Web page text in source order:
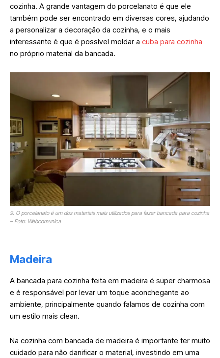
cozinha. A grande vantagem do porcelanato é que ele
também pode ser encontrado em diversas cores, ajudando
a personalizar a decoração da cozinha, e o mais
interessante é que é possível moldar a cuba para cozinha
no próprio material da bancada.
9. O porcelanato é um dos materiais mais utilizados para fazer bancada para cozinha
– Foto: Webcomunica
Madeira
A bancada para cozinha feita em madeira é super charmosa
e é responsável por levar um toque aconchegante ao
ambiente, principalmente quando falamos de cozinha com
um estilo mais clean.
Na cozinha com bancada de madeira é importante ter muito
cuidado para não danificar o material, investindo em uma